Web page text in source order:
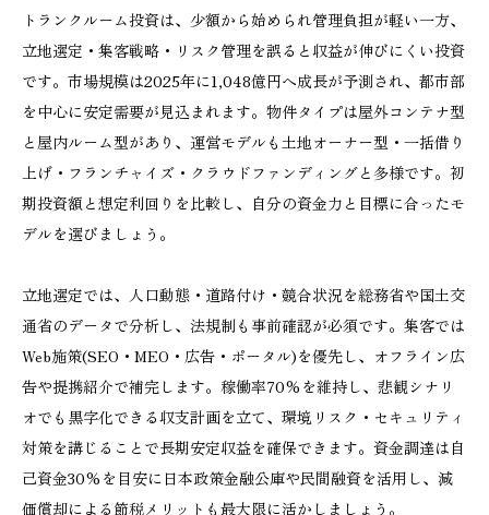
トランクルーム投資は、少額から始められ管理負担が軽い一方、
立地選定・集客戦略・リスク管理を誤ると収益が伸びにくい投資
です。市場規模は2025年に1,048億円へ成長が予測され、都市部
を中心に安定需要が見込まれます。物件タイプは屋外コンテナ型
と屋内ルーム型があり、運営モデルも土地オーナー型・一括借り
上げ・フランチャイズ・クラウドファンディングと多様です。初
期投資額と想定利回りを比較し、自分の資金力と目標に合ったモ
デルを選びましょう。
立地選定では、人口動態・道路付け・競合状況を総務省や国土交
通省のデータで分析し、法規制も事前確認が必須です。集客では
Web施策(SEO・MEO・広告・ポータル)を優先し、オフライン広
告や提携紹介で補完します。稼働率70%を維持し、悲観シナリ
オでも黒字化できる収支計画を立て、環境リスク・セキュリティ
対策を講じることで長期安定収益を確保できます。資金調達は自
己資金30%を目安に日本政策金融公庫や民間融資を活用し、減
価償却による節税メリットも最大限に活かしましょう。